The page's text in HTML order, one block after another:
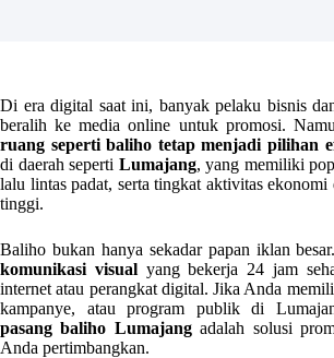
Di era digital saat ini, banyak pelaku bisnis
beralih ke media online untuk promosi.
ruang seperti baliho tetap menjadi pilihan
di daerah seperti Lumajang, yang memiliki
lalu lintas padat, serta tingkat aktivitas ekonomi
tinggi.
Baliho bukan hanya sekadar papan iklan
komunikasi visualyang bekerja 24 jam
internet atau perangkat digital. Jika Anda
kampanye, atau program publik di
pasang baliho Lumajangadalah solusi
Anda pertimbangkan.